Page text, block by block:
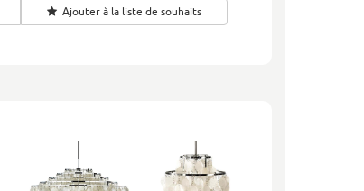
Ajouter à la liste de souhaits